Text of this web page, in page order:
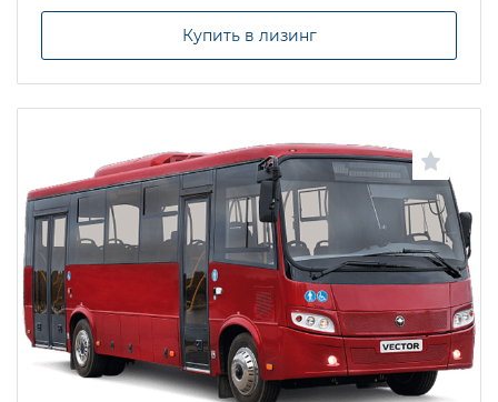
Купить в лизинг